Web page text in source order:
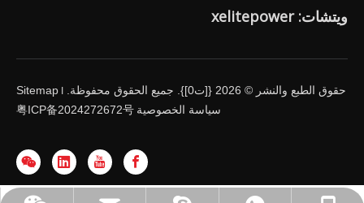
ويتشات: xelitepower
حقوق الطبع والنشر © 2026 {[ت0]}. جميع الحقوق محفوظة. Sitemap
سياسة الخصوصية 粤ICP备2024272672号